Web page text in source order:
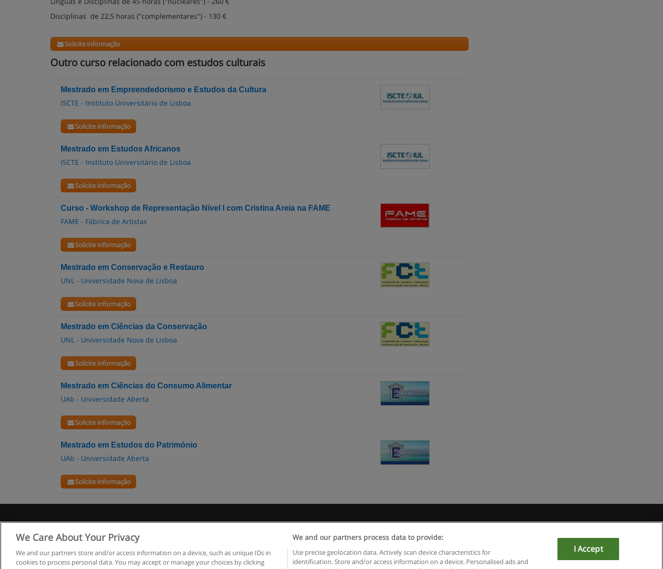
Disciplinas de 22,5 horas ("complementares") - 130 €
Solicite informação
Outro curso relacionado com estudos culturais
Mestrado em Empreendedorismo e Estudos da Cultura
ISCTE - Instituto Universitário de Lisboa
Solicite informação
Mestrado em Estudos Africanos
ISCTE - Instituto Universitário de Lisboa
Solicite informação
Curso - Workshop de Representação Nível I com Cristina Areia na FAME
FAME - Fábrica de Artistas
Solicite informação
Mestrado em Conservação e Restauro
UNL - Universidade Nova de Lisboa
Solicite informação
Mestrado em Ciências da Conservação
UNL - Universidade Nova de Lisboa
Solicite informação
Mestrado em Ciências do Consumo Alimentar
UAb - Universidade Aberta
Solicite informação
Mestrado em Estudos do Património
UAb - Universidade Aberta
Solicite informação
Copyright © Educaedu Business S.L. - CIF : B-95610580: - www.educaedu.com.pt
We Care About Your Privacy
We and our partners store and/or access information on a device, such as unique IDs in
cookies to process personal data. You may accept or manage your choices by clicking
We and our partners process data to provide:
Use precise geolocation data. Actively scan device characteristics for
identification. Store and/or access information on a device. Personalised ads and
I Accept